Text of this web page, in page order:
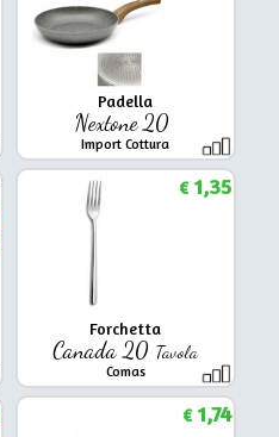
Padella
Nextone 20
Import Cottura
Forchetta
Canada 20 Tavola
Comas
€1,35
€1,74